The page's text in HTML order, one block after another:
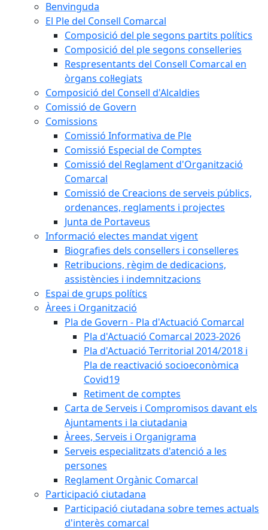
Benvinguda
El Ple del Consell Comarcal
Composició del ple segons partits polítics
Composició del ple segons conselleries
Respresentants del Consell Comarcal en
òrgans col·legiats
Composició del Consell d'Alcaldies
Comissió de Govern
Comissions
Comissió Informativa de Ple
Comissió Especial de Comptes
Comissió del Reglament d'Organització
Comarcal
Comissió de Creacions de serveis públics,
ordenances, reglaments i projectes
Junta de Portaveus
Informació electes mandat vigent
Biografies dels consellers i conselleres
Retribucions, règim de dedicacions,
assistències i indemnitzacions
Espai de grups polítics
Àrees i Organització
Pla de Govern - Pla d'Actuació Comarcal
Pla d'Actuació Comarcal 2023-2026
Pla d'Actuació Territorial 2014/2018 i
Pla de reactivació socioeconòmica
Covid19
Retiment de comptes
Carta de Serveis i Compromisos davant els
Ajuntaments i la ciutadania
Àrees, Serveis i Organigrama
Serveis especialitzats d'atenció a les
persones
Reglament Orgànic Comarcal
Participació ciutadana
Participació ciutadana sobre temes actuals
d'interès comarcal